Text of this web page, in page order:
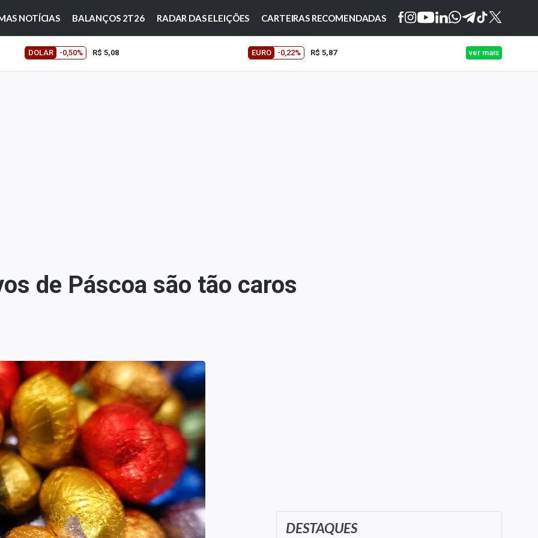
NOTÍCIAS BALANÇOS 2T26 RADAR DAS ELEIÇÕES CARTEIRAS RECOMENDADAS
DOLAR -0,50% R$ 5,08 EURO -0,22% R$ 5,87 ver mais
de Páscoa são tão caros
DESTAQUES